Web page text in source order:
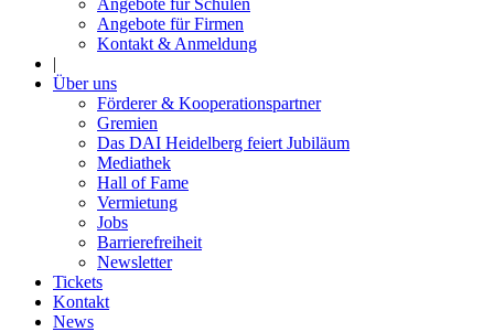
Angebote für Schulen
Angebote für Firmen
Kontakt & Anmeldung
|
Über uns
Förderer & Kooperationspartner
Gremien
Das DAI Heidelberg feiert Jubiläum
Mediathek
Hall of Fame
Vermietung
Jobs
Barrierefreiheit
Newsletter
Tickets
Kontakt
News